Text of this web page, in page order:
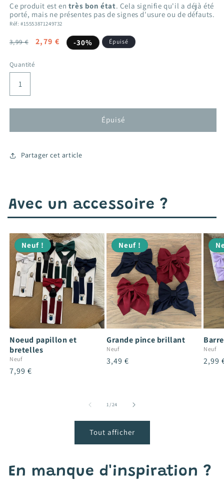
Ce produit est en très bon état. Cela signifie qu'il a déjà été
porté, mais ne présentes pas de signes d'usure ou de défauts.
Réf: #15553871249732
Prix
3,99 €
Prix
2,79 € -30% Épuisé
Quantité
Épuisé
Partager cet article
Avec un accessoire ?
Neuf !
Noeud papillon et
bretelles
Neuf
Prix
7,99 €
Neuf !
Grande pince brillant
Neuf
Prix
3,49 €
Neuf
Prix
2,99
1/de
24
Tout afficher
En manque d'inspiration ?